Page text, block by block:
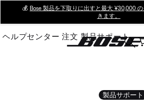
Main
💰 Bose 製品を下取りに出すと最大 ¥30,000
きます。
ヘルプセンター 注文 製品サポート
製品サポート